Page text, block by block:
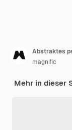
Abstraktes
magnific
Mehr in dieser